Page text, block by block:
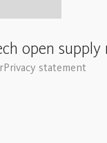
open supply
Privacy statement